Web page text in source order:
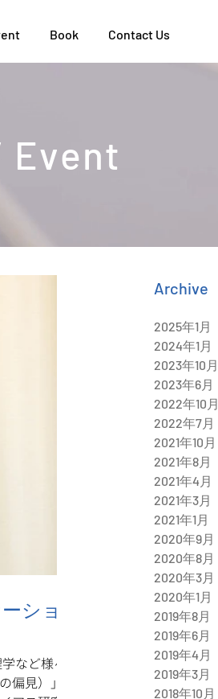
Book Contact Us
Event
Archive
2025年1月
2024年1月
2023年10月
2023年6月
2022年10月
2022年7月
2021年10月
2021年8月
2021年4月
2021年3月
2021年1月
2020年9月
2020年8月
2020年3月
2020年1月
2019年8月
2019年6月
2019年4月
2019年3月
2018年10月
ショ
など様々
偏見）」の